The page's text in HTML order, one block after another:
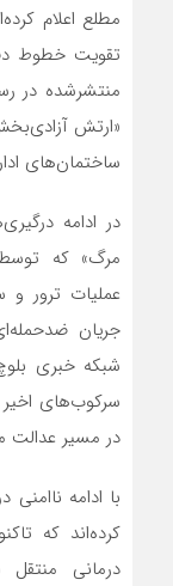
مطلع اعلام
تقویت خطوط
منتشرشده در
«ارتش
ساختمان‌های
در ادامه
مرگ» که
عملیات ترور
جریان
شبکه خبری
سرکوب‌های
در مسیر عدالت
با ادامه ناامنی
درمانی